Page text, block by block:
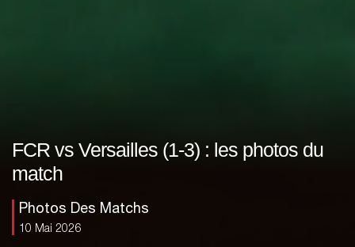
FCR vs Versailles (1-3) : les photos du
match
Photos Des Matchs
10 Mai 2026